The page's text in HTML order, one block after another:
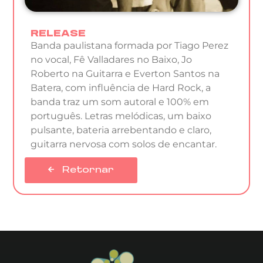
RELEASE
Banda paulistana formada por Tiago Perez
no vocal, Fê Valladares no Baixo, Jo
Roberto na Guitarra e Everton Santos na
Batera, com influência de Hard Rock, a
banda traz um som autoral e 100% em
português. Letras melódicas, um baixo
pulsante, bateria arrebentando e claro,
guitarra nervosa com solos de encantar.
Retornar